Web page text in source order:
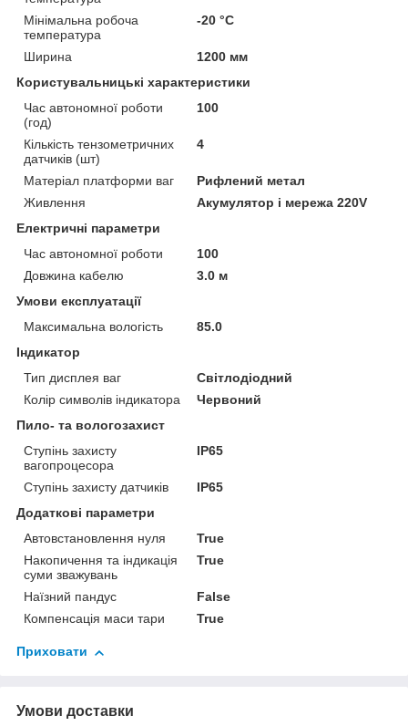
Мінімальна робоча
температура
-20 °С
Ширина
1200 мм
Користувальницькі характеристики
Час автономної роботи
(год)
100
Кількість тензометричних
датчиків (шт)
4
Матеріал платформи ваг
Рифлений метал
Живлення
Акумулятор і мережа 220V
Електричні параметри
Час автономної роботи
100
Довжина кабелю
3.0 м
Умови експлуатації
Максимальна вологість
85.0
Індикатор
Тип дисплея ваг
Світлодіодний
Колір символів індикатора
Червоний
Пило- та вологозахист
Ступінь захисту
вагопроцесора
IP65
Ступінь захисту датчиків
IP65
Додаткові параметри
Автовстановлення нуля
True
Накопичення та індикація
суми зважувань
True
Наїзний пандус
False
Компенсація маси тари
True
Приховати
Умови доставки